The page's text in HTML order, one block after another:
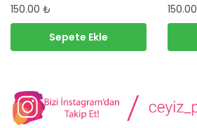
150.00 ₺
Sepete Ekle
150.00